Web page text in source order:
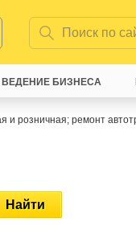
и розничная; ремонт
Найти
ВЕДЕНИЕ БИЗНЕСА